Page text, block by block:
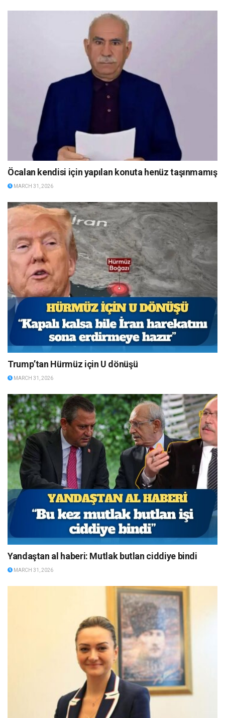
Öcalan kendisi için yapılan konuta henüz taşınmamış
MARCH 31, 2026
Trump’tan Hürmüz için U dönüşü
MARCH 31, 2026
Yandaştan al haberi: Mutlak butlan ciddiye bindi
MARCH 31, 2026